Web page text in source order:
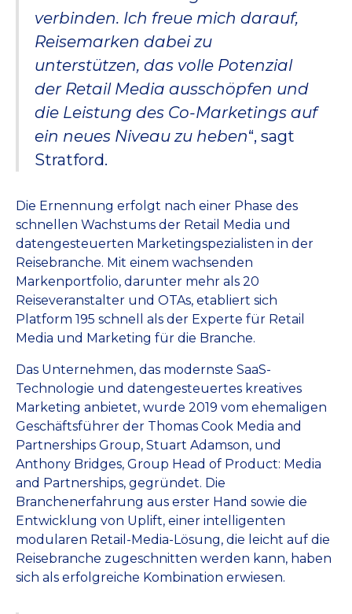
verbinden. Ich freue mich darauf,
Reisemarken dabei zu
unterstützen, das volle Potenzial
der Retail Media ausschöpfen und
die Leistung des Co-Marketings auf
ein neues Niveau zu heben“, sagt
Stratford.
Die Ernennung erfolgt nach einer Phase des
schnellen Wachstums der Retail Media und
datengesteuerten Marketingspezialisten in der
Reisebranche. Mit einem wachsenden
Markenportfolio, darunter mehr als 20
Reiseveranstalter und OTAs, etabliert sich
Platform 195 schnell als der Experte für Retail
Media und Marketing für die Branche.
Das Unternehmen, das modernste SaaS-
Technologie und datengesteuertes kreatives
Marketing anbietet, wurde 2019 vom ehemaligen
Geschäftsführer der Thomas Cook Media and
Partnerships Group, Stuart Adamson, und
Anthony Bridges, Group Head of Product: Media
and Partnerships, gegründet. Die
Branchenerfahrung aus erster Hand sowie die
Entwicklung von Uplift, einer intelligenten
modularen Retail-Media-Lösung, die leicht auf die
Reisebranche zugeschnitten werden kann, haben
sich als erfolgreiche Kombination erwiesen.